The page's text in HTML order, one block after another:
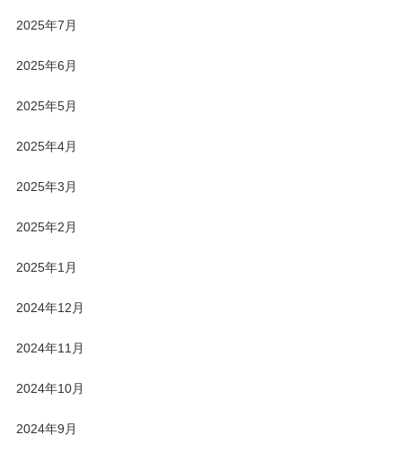
2025年7月
2025年6月
2025年5月
2025年4月
2025年3月
2025年2月
2025年1月
2024年12月
2024年11月
2024年10月
2024年9月